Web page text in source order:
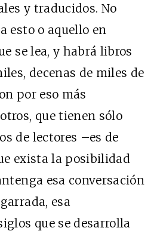
y traducidos. No
esto o aquello en
se lea, y habrá libros
decenas de miles de
por eso más
que tienen sólo
de lectores –es de
exista la posibilidad
esa conversación
esa
que se desarrolla